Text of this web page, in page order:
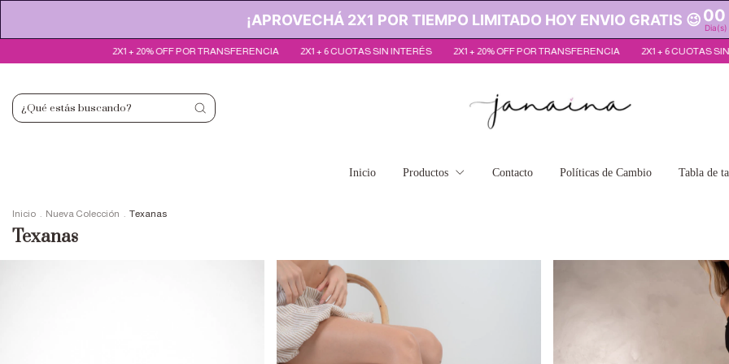
¡APROVECHÁ 2X1 POR TIEMPO LIMITADO HOY ENVIO GRATIS 😉00
Dia(s)
+ 20% OFF POR TRANSFERENCIA 2X1 + 6 CUOTAS SIN INTERÉS 2X1 + 20% OFF POR TRANSFERENCIA 2X1 + 6 CUOTAS SIN INTERÉS 2X1 + 20%
Inicio Productos Contacto Políticas de Cambio Tabla de
Inicio . Nueva Colección . Texanas
Texanas